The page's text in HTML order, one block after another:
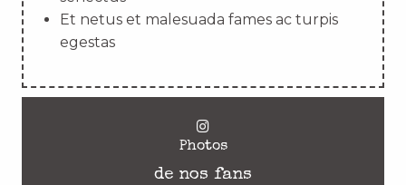
Et netus et malesuada fames ac turpis
egestas
Photos
de nos fans